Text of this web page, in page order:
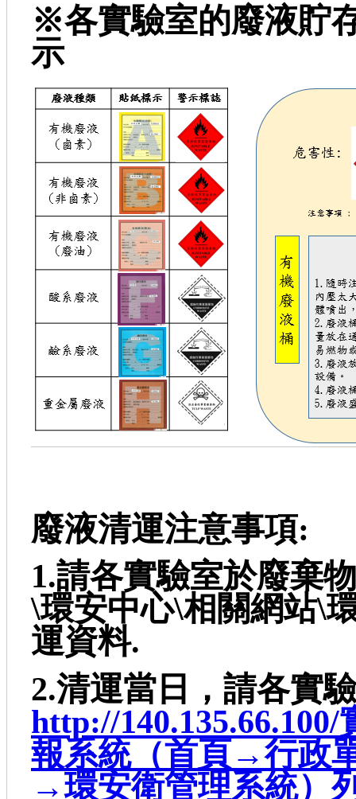
※各實驗室的廢液貯
示
廢液清運注意事項:
1.請各實驗室於廢棄
\環安中心\相關網站\
運資料.
2.清運當日，請各實
http://
報系統（首頁→行政
→環安衛管理系統）